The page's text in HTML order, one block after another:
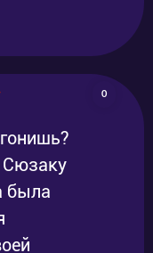
0
Сюзаку
была